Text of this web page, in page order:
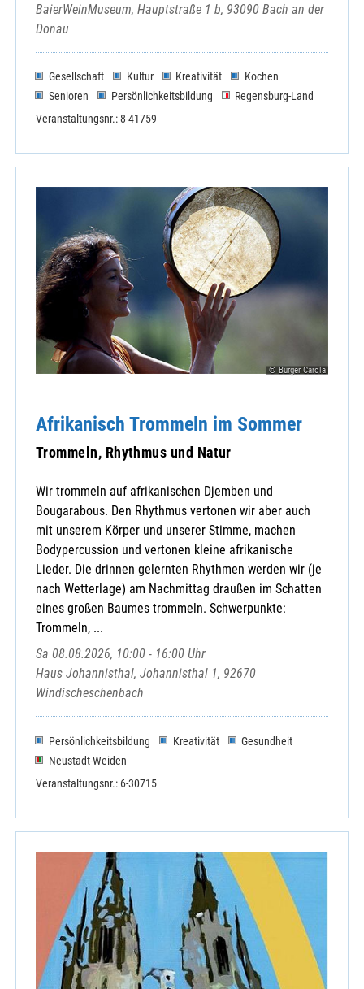
BaierWeinMuseum, Hauptstraße 1 b, 93090 Bach an der
Donau
Gesellschaft Kultur Kreativität
Kochen
Senioren
Persönlichkeitsbildung
Regensburg-Land
Veranstaltungsnr.: 8-41759
© Burger Carola
Afrikanisch Trommeln im Sommer
Trommeln, Rhythmus und Natur
Wir trommeln auf afrikanischen Djemben und
Bougarabous. Den Rhythmus vertonen wir aber auch
mit unserem Körper und unserer Stimme, machen
Bodypercussion und vertonen kleine afrikanische
Lieder. Die drinnen gelernten Rhythmen werden wir (je
nach Wetterlage) am Nachmittag draußen im Schatten
eines großen Baumes trommeln. Schwerpunkte:
Trommeln, ...
Sa 08.08.2026, 10:00 - 16:00 Uhr
Haus Johannisthal, Johannisthal 1, 92670
Windischeschenbach
Persönlichkeitsbildung Kreativität
Gesundheit
Neustadt-Weiden
Veranstaltungsnr.: 6-30715